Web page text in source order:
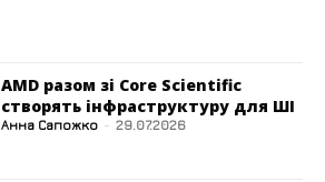
AMD разом зі Core Scientific
створять інфраструктуру для ШІ
Анна Сапожко - 29.07.2026